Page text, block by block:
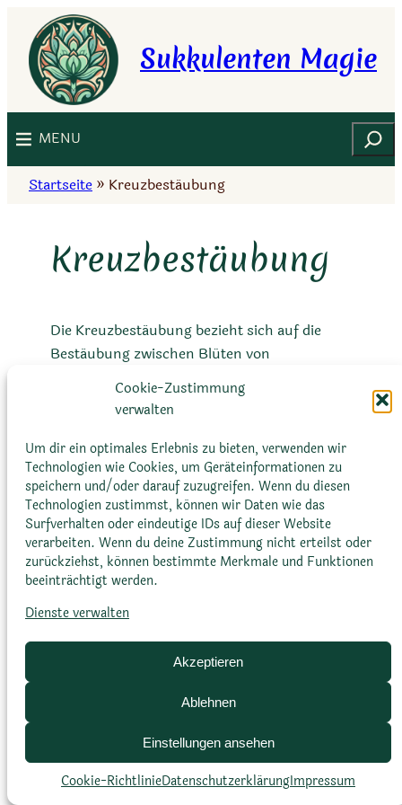
Cookie-Zustimmung
verwalten
Um dir ein optimales Erlebnis zu bieten, verwenden wir
Technologien wie Cookies, um Geräteinformationen zu
speichern und/oder darauf zuzugreifen. Wenn du diesen
Technologien zustimmst, können wir Daten wie das
Surfverhalten oder eindeutige IDs auf dieser Website
verarbeiten. Wenn du deine Zustimmung nicht erteilst oder
zurückziehst, können bestimmte Merkmale und Funktionen
beeinträchtigt werden.
Dienste verwalten
Akzeptieren
Ablehnen
Einstellungen ansehen
Cookie-RichtlinieDatenschutz­erklärungImpressum
Inhalt
springen
Sukkulenten Magie
MENU Suchen
Startseite » Kreuzbestäubung
Kreuzbestäubung
Die Kreuzbestäubung bezieht sich auf die
Bestäubung zwischen Blüten von
unterschiedlichen Individuen derselben oder
einer anderen Pflanzenart. Kreuzbestäubung
Kakteen und Sukkulenten weit verbreitet.
Datenschutz­erklärung
Cookie-Richtlinie (EU)